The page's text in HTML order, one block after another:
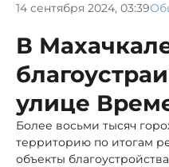
14 сентября 2024, 03:39
В
улице
Более восьми тысяч
территорию по итогам
объекты